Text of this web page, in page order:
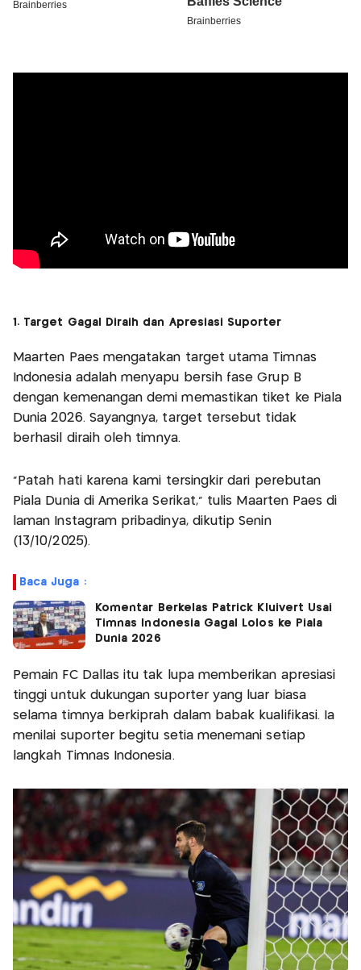
1. Target Gagal Diraih dan Apresiasi Suporter
Maarten Paes mengatakan target utama Timnas
Indonesia adalah menyapu bersih fase Grup B
dengan kemenangan demi memastikan tiket ke Piala
Dunia 2026. Sayangnya, target tersebut tidak
berhasil diraih oleh timnya.
"Patah hati karena kami tersingkir dari perebutan
Piala Dunia di Amerika Serikat," tulis Maarten Paes di
laman Instagram pribadinya, dikutip Senin
(13/10/2025).
Baca Juga :
Komentar Berkelas Patrick Kluivert Usai
Timnas Indonesia Gagal Lolos ke Piala
Dunia 2026
Pemain FC Dallas itu tak lupa memberikan apresiasi
tinggi untuk dukungan suporter yang luar biasa
selama timnya berkiprah dalam babak kualifikasi. Ia
menilai suporter begitu setia menemani setiap
langkah Timnas Indonesia.